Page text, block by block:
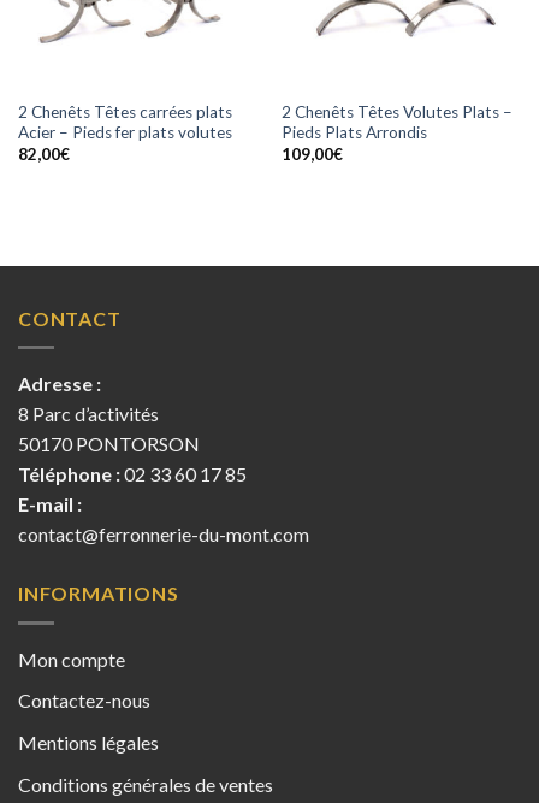
2 Chenêts Têtes carrées plats
Acier – Pieds fer plats volutes
82,00€
2 Chenêts Têtes Volutes Plats –
Pieds Plats Arrondis
109,00€
CONTACT
Adresse :
8 Parc d’activités
50170 PONTORSON
Téléphone :02 33 60 17 85
E-mail :
contact@ferronnerie-du-mont.com
INFORMATIONS
Mon compte
Contactez-nous
Mentions légales
Conditions générales de ventes